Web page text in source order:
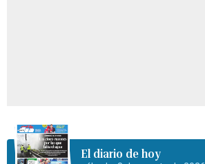
El diario de hoy